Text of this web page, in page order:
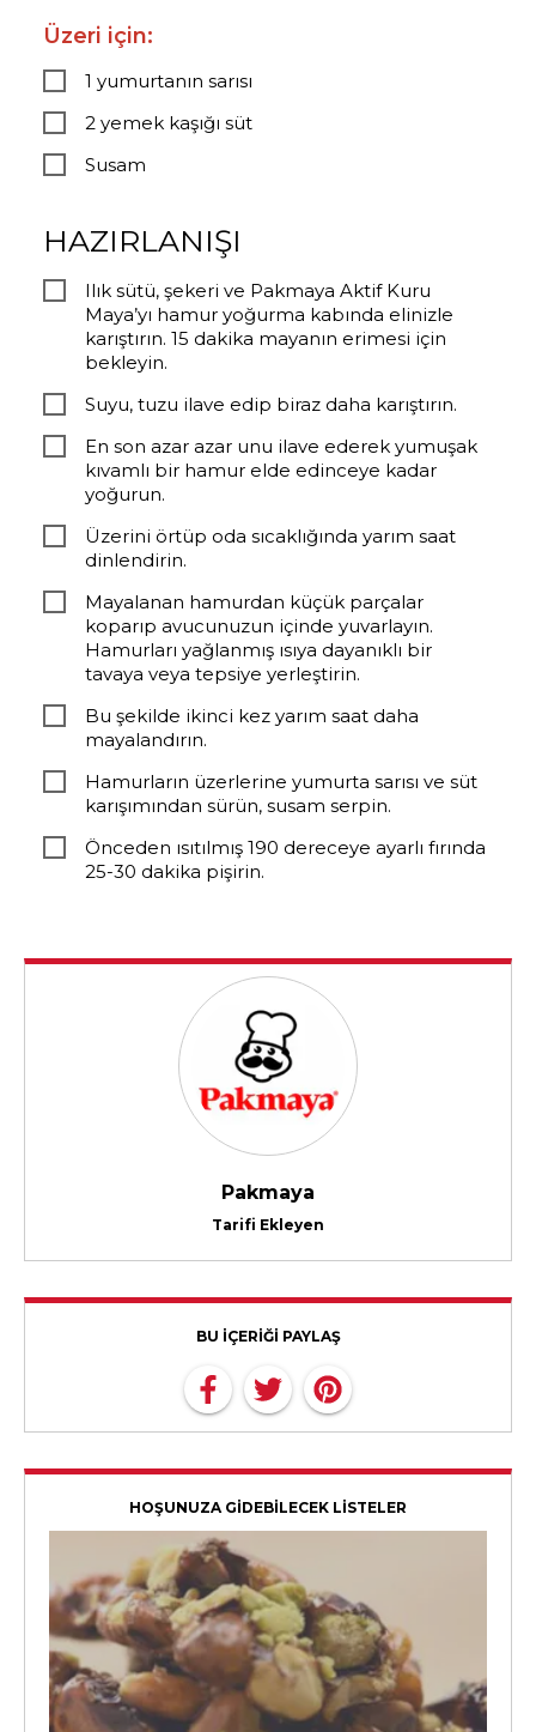
Üzeri için:
1 yumurtanın sarısı
2 yemek kaşığı süt
Susam
HAZIRLANIŞI
Ilık sütü, şekeri ve Pakmaya Aktif Kuru
Maya’yı hamur yoğurma kabında elinizle
karıştırın. 15 dakika mayanın erimesi için
bekleyin.
Suyu, tuzu ilave edip biraz daha karıştırın.
En son azar azar unu ilave ederek yumuşak
kıvamlı bir hamur elde edinceye kadar
yoğurun.
Üzerini örtüp oda sıcaklığında yarım saat
dinlendirin.
Mayalanan hamurdan küçük parçalar
koparıp avucunuzun içinde yuvarlayın.
Hamurları yağlanmış ısıya dayanıklı bir
tavaya veya tepsiye yerleştirin.
Bu şekilde ikinci kez yarım saat daha
mayalandırın.
Hamurların üzerlerine yumurta sarısı ve süt
karışımından sürün, susam serpin.
Önceden ısıtılmış 190 dereceye ayarlı fırında
25-30 dakika pişirin.
Pakmaya
Tarifi Ekleyen
BU İÇERİĞİ PAYLAŞ
HOŞUNUZA GİDEBİLECEK LİSTELER